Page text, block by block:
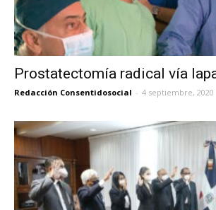
Prostatectomía radical vía
Redacción Consentidosocial - 4 septiembre, 2020